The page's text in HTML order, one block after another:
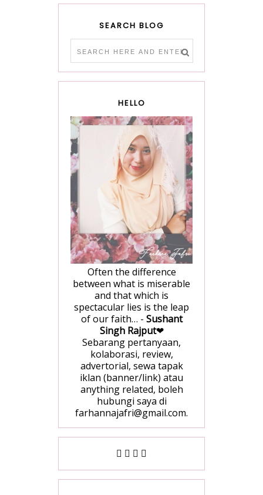
SEARCH BLOG
HELLO
Often the difference
between what is miserable
and that which is
spectacular lies is the leap
of our faith… - Sushant
Singh Rajput❤
Sebarang pertanyaan,
kolaborasi, review,
advertorial, sewa tapak
iklan (banner/link) atau
anything related, boleh
hubungi saya di
farhannajafri@gmail.com.